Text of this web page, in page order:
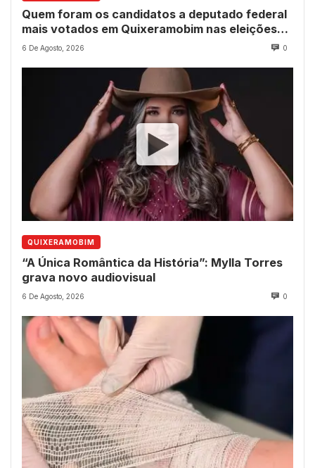
Quem foram os candidatos a deputado federal
mais votados em Quixeramobim nas eleições
de 2022?
6 De Agosto, 2026 0
QUIXERAMOBIM
“A Única Romântica da História”: Mylla Torres
grava novo audiovisual
6 De Agosto, 2026 0